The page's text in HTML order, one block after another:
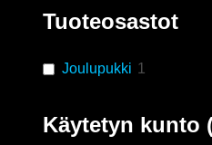
Tuoteosastot
Joulupukki 1
Käytetyn kunto